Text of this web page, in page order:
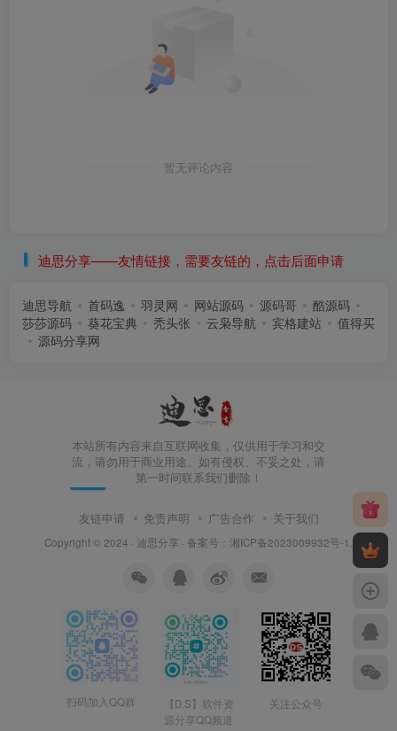
暂无评论内容
迪思分享——友情链接，需要友链的，点击后面申请
迪思导航 首码逸 羽灵网 网站源码 源码哥
酷源码
莎莎源码
葵花宝典 秃头张 云枭导航 宾格建站
值得买
源码分享网
本站所有内容来自互联网收集，仅供用于学习和交
流，请勿用于商业用途。如有侵权、不妥之处，请
第一时间联系我们删除！
友链申请 免责声明 广告合作 关于我们
Copyright © 2024 · 迪思分享 · 备案号： 湘ICP备2023009932号-1
扫码加入QQ群
【D.S】软件资
源分享QQ频道
关注公众号